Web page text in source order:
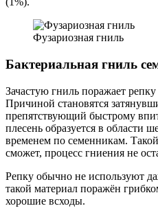
Фузариозная гниль
Бактериальная гниль
Зачастую гниль поражает
Причиной становятся
препятствующий быстрому
плесень образуется в области
временем по семенникам.
сможет, процесс гниения не
Репку обычно не используют
такой материал поражён
хорошие всходы.